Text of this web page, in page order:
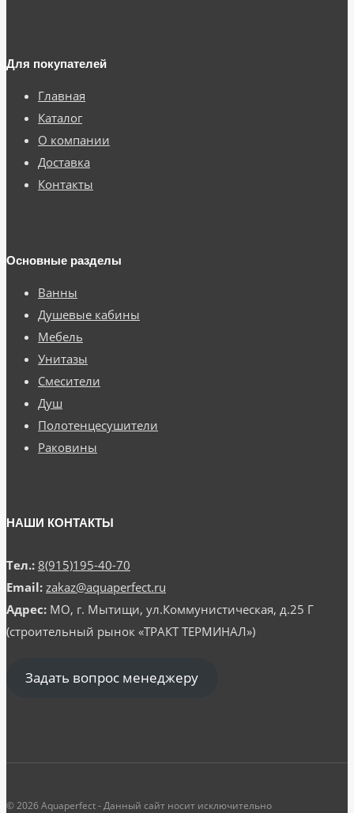
Для покупателей
Главная
Каталог
О компании
Доставка
Контакты
Основные разделы
Ванны
Душевые кабины
Мебель
Унитазы
Смесители
Душ
Полотенцесушители
Раковины
НАШИ КОНТАКТЫ
Тел.: 8(915)195-40-70
Email: zakaz@aquaperfect.ru
Адрес: МО, г. Мытищи, ул.Коммунистическая, д.25 Г
(строительный рынок «ТРАКТ ТЕРМИНАЛ»)
Задать вопрос менеджеру
© 2026 Aquaperfect - Данный сайт носит исключительно